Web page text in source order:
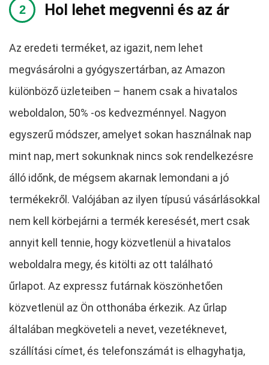
Hol lehet megvenni és az ár
Az eredeti terméket, az igazit, nem lehet
megvásárolni a gyógyszertárban, az Amazon
különböző üzleteiben – hanem csak a hivatalos
weboldalon, 50% -os kedvezménnyel. Nagyon
egyszerű módszer, amelyet sokan használnak nap
mint nap, mert sokunknak nincs sok rendelkezésre
álló időnk, de mégsem akarnak lemondani a jó
termékekről. Valójában az ilyen típusú vásárlásokkal
nem kell körbejárni a termék keresését, mert csak
annyit kell tennie, hogy közvetlenül a hivatalos
weboldalra megy, és kitölti az ott található
űrlapot. Az expressz futárnak köszönhetően
közvetlenül az Ön otthonába érkezik. Az űrlap
általában megköveteli a nevet, vezetéknevet,
szállítási címet, és telefonszámát is elhagyhatja,